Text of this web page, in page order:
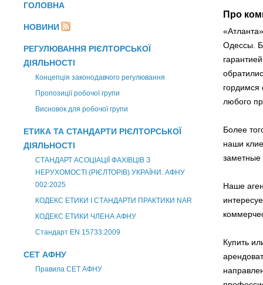
ГОЛОВНА
НОВИНИ
РЕГУЛЮВАННЯ РІЄЛТОРСЬКОЇ
ДІЯЛЬНОСТІ
Концепція законодавчого регулювання
Пропозиції робочої групи
Висновок для робочої групи
ЕТИКА ТА СТАНДАРТИ РІЄЛТОРСЬКОЇ
ДІЯЛЬНОСТІ
СТАНДАРТ АСОЦІАЦІЇ ФАХІВЦІВ З
НЕРУХОМОСТІ (РІЄЛТОРІВ) УКРАЇНИ. АФНУ
002:2025
КОДЕКС ЕТИКИ І СТАНДАРТИ ПРАКТИКИ NAR
КОДЕКС ЕТИКИ ЧЛЕНА АФНУ
Стандарт EN 15733:2009
СЕТ АФНУ
Правила СЕТ АФНУ
Про
Одессы.
гордимся
любого
Более
наши
заметные
Наше
Купить